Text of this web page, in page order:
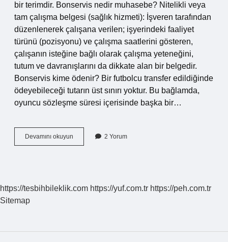
bir terimdir. Bonservis nedir muhasebe? Nitelikli veya
tam çalışma belgesi (sağlık hizmeti): İşveren tarafından
düzenlenerek çalışana verilen; işyerindeki faaliyet
türünü (pozisyonu) ve çalışma saatlerini gösteren,
çalışanın isteğine bağlı olarak çalışma yeteneğini,
tutum ve davranışlarını da dikkate alan bir belgedir.
Bonservis kime ödenir? Bir futbolcu transfer edildiğinde
ödeyebileceği tutarın üst sınırı yoktur. Bu bağlamda,
oyuncu sözleşme süresi içerisinde başka bir…
Devamını okuyun Bonservis
Nedir
2 Yorum
https://tesbihbileklik.com https://yuf.com.tr https://peh.com.tr
Sitemap